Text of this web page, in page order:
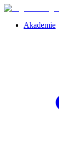
Akademie